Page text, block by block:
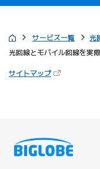
サービス一覧 光
光回線とモバイル回線を実
サイトマップ（新しいタブで